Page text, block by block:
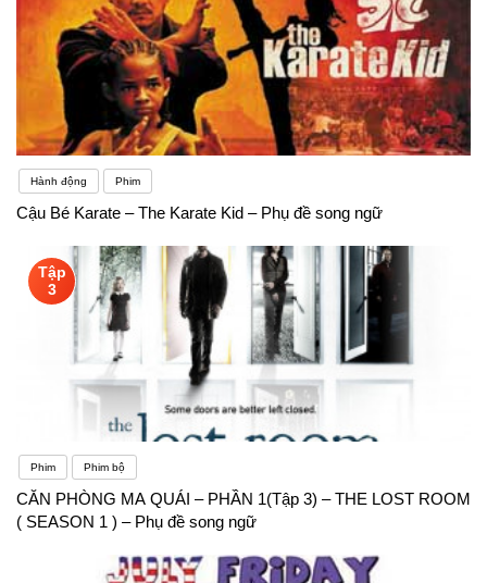
Hành động Phim
Cậu Bé Karate – The Karate Kid – Phụ đề song ngữ
Tập
3
Phim Phim bộ
CĂN PHÒNG MA QUÁI – PHẦN 1(Tập 3) – THE LOST ROOM
( SEASON 1 ) – Phụ đề song ngữ